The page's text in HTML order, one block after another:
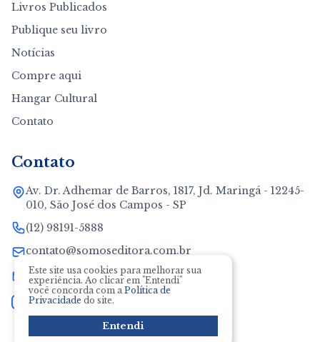
Livros Publicados
Publique seu livro
Notícias
Compre aqui
Hangar Cultural
Contato
Contato
Av. Dr. Adhemar de Barros, 1817, Jd. Maringá - 12245-
010, São José dos Campos - SP
(12) 98191-5888
contato@somoseditora.com.br
neide@somoseditora.com.br
Este site usa cookies para melhorar sua
experiência. Ao clicar em "Entendi"
você concorda com aPolítica de
Privacidade do site.
Entendi